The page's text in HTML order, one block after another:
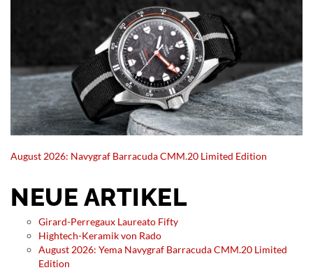
August 2026: Navygraf Barracuda CMM.20 Limited Edition
NEUE ARTIKEL
Girard-Perregaux Laureato Fifty
Hightech-Keramik von Rado
August 2026: Yema Navygraf Barracuda CMM.20 Limited
Edition